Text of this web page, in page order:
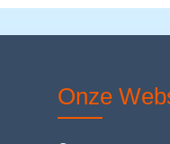
Onze